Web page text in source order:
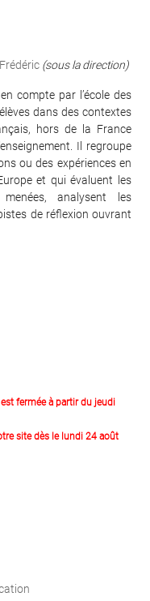
(sous la direction)
compte par l’école des
dans des contextes
hors de la France
Il regroupe
ou des expériences en
et qui évaluent les
analysent les
de réflexion ouvrant
fermée à partir du jeudi
site dès le lundi 24 août